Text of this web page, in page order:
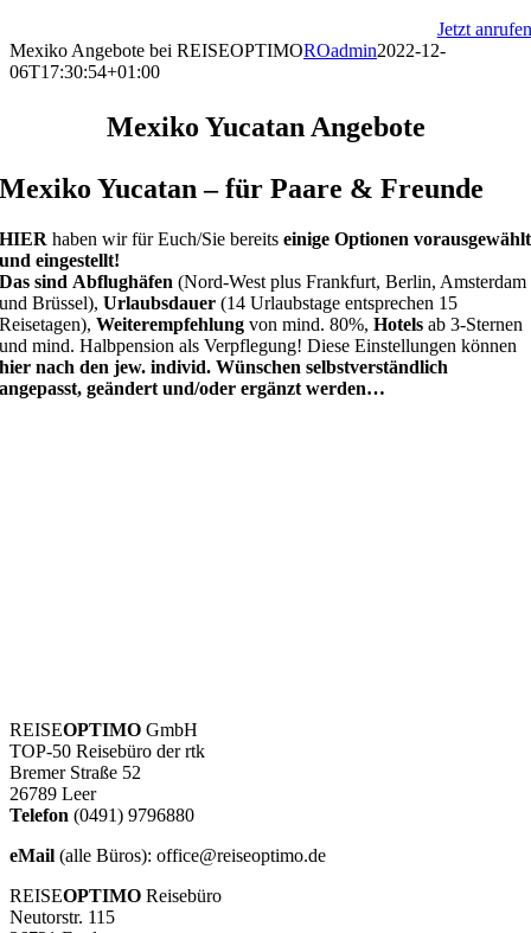
Jetzt anrufen
Mexiko Angebote bei REISEOPTIMOROadmin2022-12-
06T17:30:54+01:00
Mexiko Yucatan Angebote
Mexiko Yucatan – für Paare & Freunde
HIER haben wir für Euch/Sie bereits einige Optionen vorausgewählt
und eingestellt!
Das sind Abflughäfen (Nord-West plus Frankfurt, Berlin, Amsterdam
und Brüssel),Urlaubsdauer (14 Urlaubstage entsprechen 15
Reisetagen),Weiterempfehlung von mind. 80%,Hotels ab 3-Sternen
und mind. Halbpension als Verpflegung! Diese Einstellungen können
hier nach den jew. individ. Wünschen selbstverständlich
angepasst, geändert und/oder ergänzt werden…
REISEOPTIMO GmbH
TOP-50 Reisebüro der rtk
Bremer Straße 52
26789 Leer
Telefon (0491) 9796880
eMail (alle Büros): office@reiseoptimo.de
REISEOPTIMO Reisebüro
Neutorstr. 115